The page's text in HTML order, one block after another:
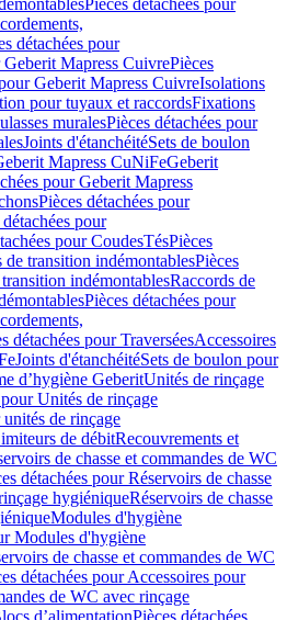
Pièces détachées pour
détachées pour
Geberit Mapress CuivrePièces
Geberit Mapress CuivreIsolations
pour tuyaux et raccordsFixations
muralesPièces détachées pour
Joints d'étanchéitéSets de boulon
Mapress CuNiFeGeberit
pour Geberit Mapress
Pièces détachées pour
pour
pour CoudesTésPièces
de transition indémontablesPièces
indémontablesRaccords de
Pièces détachées pour
détachées pour TraverséesAccessoires
Joints d'étanchéitéSets de boulon pour
d’hygiène GeberitUnités de rinçage
Unités de rinçage
de rinçage
de débitRecouvrements et
de chasse et commandes de WC
détachées pour Réservoirs de chasse
hygiéniqueRéservoirs de chasse
Modules d'hygiène
Modules d'hygiène
de chasse et commandes de WC
détachées pour Accessoires pour
de WC avec rinçage
d’alimentationPièces détachées